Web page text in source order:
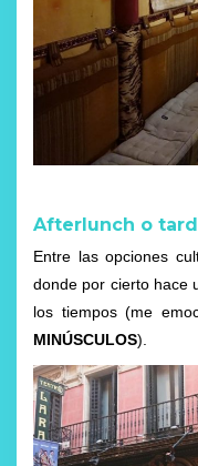
Afterlunch o
Entre las opciones
donde por cierto hace
los tiempos (me
MINÚSCULOS).